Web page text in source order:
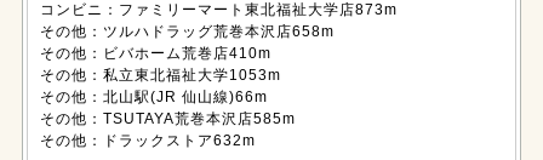
コンビニ：ファミリーマート東北福祉大学店873m
その他：ツルハドラッグ荒巻本沢店658m
その他：ビバホーム荒巻店410m
その他：私立東北福祉大学1053m
その他：北山駅(JR 仙山線)66m
その他：TSUTAYA荒巻本沢店585m
その他：ドラックストア632m